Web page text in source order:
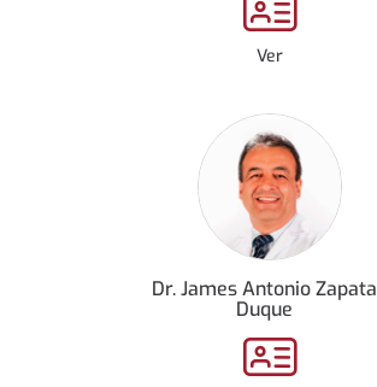
Ver
Dr. James Antonio Zapata
Duque